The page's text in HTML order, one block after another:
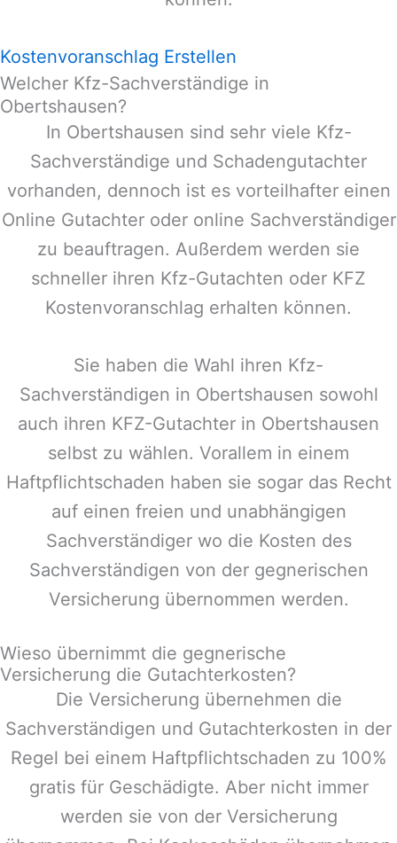
Kostenvoranschlag Erstellen
Welcher Kfz-Sachverständige in
Obertshausen?
In Obertshausen sind sehr viele Kfz-
Sachverständige und Schadengutachter
vorhanden, dennoch ist es vorteilhafter einen
Online Gutachter oder online Sachverständiger
zu beauftragen. Außerdem werden sie
schneller ihren Kfz-Gutachten oder KFZ
Kostenvoranschlag erhalten können.
Sie haben die Wahl ihren Kfz-
Sachverständigen in Obertshausen sowohl
auch ihren KFZ-Gutachter in Obertshausen
selbst zu wählen. Vorallem in einem
Haftpflichtschaden haben sie sogar das Recht
auf einen freien und unabhängigen
Sachverständiger wo die Kosten des
Sachverständigen von der gegnerischen
Versicherung übernommen werden.
Wieso übernimmt die gegnerische
Versicherung die Gutachterkosten?
Die Versicherung übernehmen die
Sachverständigen und Gutachterkosten in der
Regel bei einem Haftpflichtschaden zu 100%
gratis für Geschädigte. Aber nicht immer
werden sie von der Versicherung